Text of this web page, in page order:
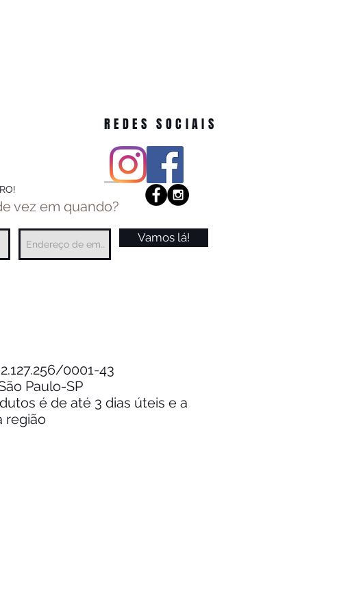
REDES SOCIAIS
vez em quando?
Vamos lá!
0001-43
Paulo-SP
é de até 3 dias úteis e a
região